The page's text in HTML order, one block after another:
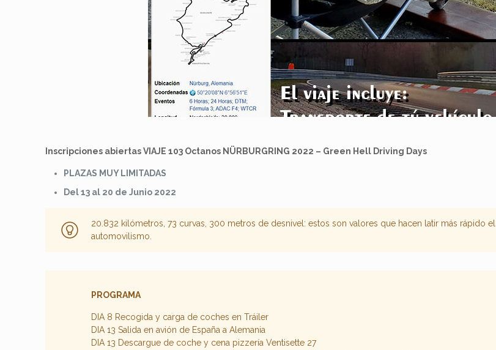
Inscripciones abiertas VIAJE 103 Octanos NÜRBURGRING 2022 – Green Hell Driving Days
PLAZAS MUY LIMITADAS
Del 13 al 20 de Junio 2022
20.832 kilómetros, 73 curvas, 300 metros de desnivel: estos son valores que hacen latir más rápido
automovilismo.
PROGRAMA
DIA 8 Recogida y carga de coches en Tráiler
DIA 13 Salida en avión de España a Alemania
DIA 13 Descargue de coche y cena pizzería Ventisette 27